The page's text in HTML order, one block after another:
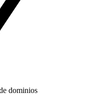
dominios